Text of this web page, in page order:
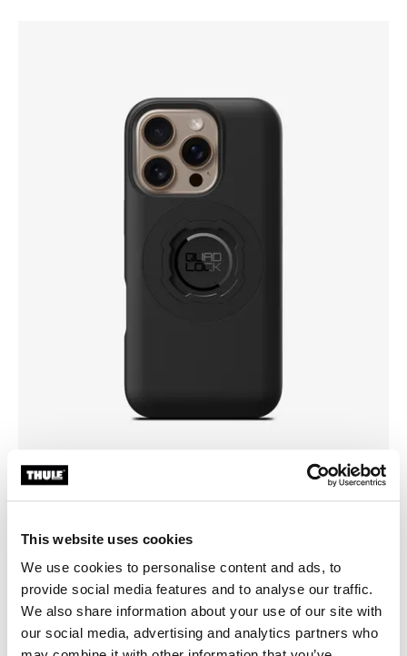
This website uses cookies
We use cookies to personalise content and ads, to
provide social media features and to analyse our traffic.
We also share information about your use of our site with
our social media, advertising and analytics partners who